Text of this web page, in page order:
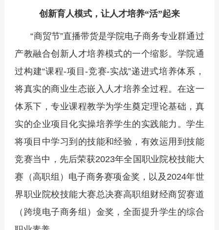
创新育人模式，让人才培养“活”起来
“商贸节”直播带货是学院电子商务专业群通过
产教融合创新人才培养模式的一个缩影。学院通
过构建“课程-项目-竞赛-实战”递进式培养体系，
将真实的商业生态嵌入人才培养全过程。在这一
体系下，专业课程教学为学生奠定理论基础，真
实的企业项目化实操培养学生的实践能力。学生
将项目中学习到的技能和经验，有效运用到技能
竞赛当中，先后荣获2023年全国职业院校技能大
赛（高职组）电子商务赛项金奖，以及2024年世
界职业院校技能大赛总决赛高职组财经商贸赛道
（跨境电子商务组）金奖，全面提升学生的综合